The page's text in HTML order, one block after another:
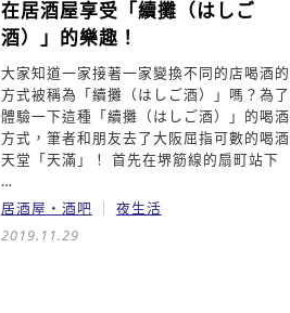
在居酒屋享受「續攤（はしご
酒）」的樂趣！
大家知道一家接著一家變換不同的店喝酒的
方式被稱為「續攤（はしご酒）」嗎？為了
體驗一下這種「續攤（はしご酒）」的喝酒
方式，筆者和朋友去了大阪屈指可數的喝酒
天堂「天滿」！ 首先在堺筋線的扇町站下
…
居酒屋・酒吧
夜生活
2019.11.29